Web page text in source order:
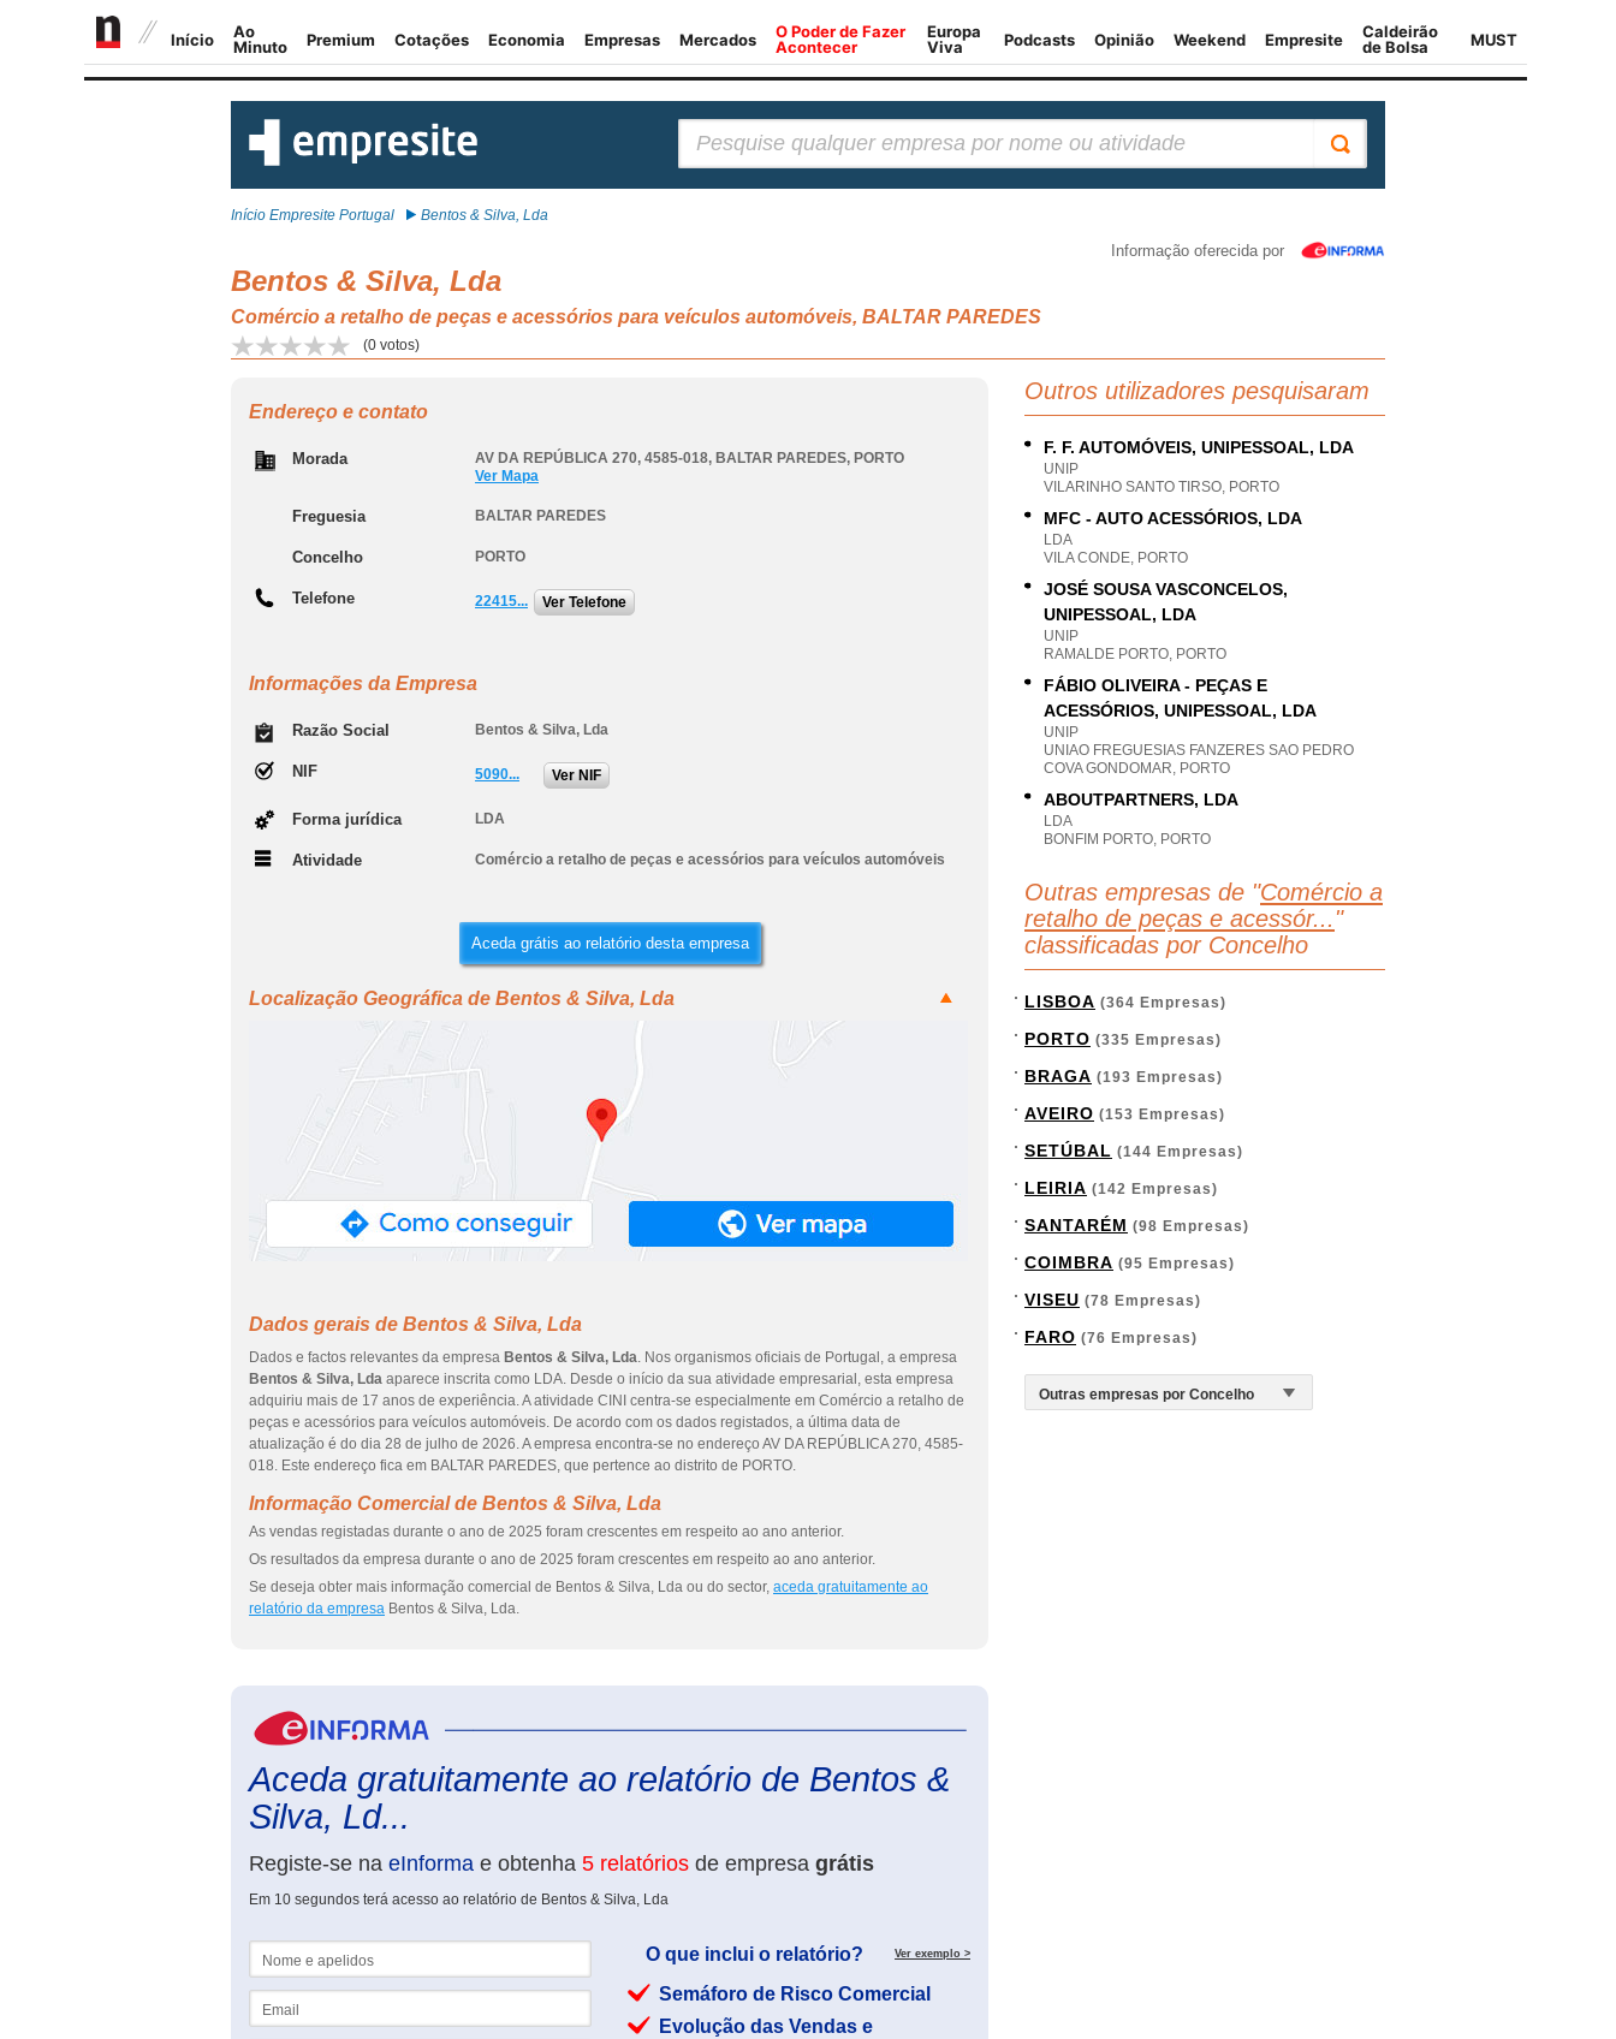
Início Empresite Portugal Bentos & Silva, Lda
Informação oferecida por
Bentos & Silva, Lda
Comércio a retalho de peças e acessórios para veículos automóveis, BALTAR PAREDES
(0 votos)
Endereço e contato
Morada AV DA REPÚBLICA 270, 4585-018, BALTAR PAREDES, PORTO
Ver Mapa
Freguesia BALTAR PAREDES
Concelho PORTO
Telefone 22415... Ver Telefone
Informações da Empresa
Razão Social Bentos & Silva, Lda
NIF 5090... Ver NIF
Forma jurídica LDA
Atividade Comércio a retalho de peças e acessórios para veículos automóveis
Aceda grátis ao relatório desta empresa
Localização Geográfica de Bentos & Silva, Lda
Dados gerais de Bentos & Silva, Lda
Dados e factos relevantes da empresa Bentos & Silva, Lda. Nos organismos oficiais de Portugal, a empresa
Bentos & Silva, Lda aparece inscrita como LDA. Desde o início da sua atividade empresarial, esta empresa
adquiriu mais de 17 anos de experiência. A atividade CINI centra-se especialmente em Comércio a retalho de
peças e acessórios para veículos automóveis. De acordo com os dados registados, a última data de
atualização é do dia 28 de julho de 2026. A empresa encontra-se no endereço AV DA REPÚBLICA 270, 4585-
018. Este endereço fica em BALTAR PAREDES, que pertence ao distrito de PORTO.
Informação Comercial de Bentos & Silva, Lda
As vendas registadas durante o ano de 2025 foram crescentes em respeito ao ano anterior.
Os resultados da empresa durante o ano de 2025 foram crescentes em respeito ao ano anterior.
Se deseja obter mais informação comercial de Bentos & Silva, Lda ou do sector, aceda gratuitamente ao
relatório da empresa Bentos & Silva, Lda.
Aceda gratuitamente ao relatório de Bentos &
Silva, Ld...
Registe-se na eInforma e obtenha 5 relatórios de empresa grátis
Em 10 segundos terá acesso ao relatório de Bentos & Silva, Lda
O que inclui o relatório? Ver exemplo >
Semáforo de Risco Comercial
Evolução das Vendas e
Outros utilizadores pesquisaram
F. F. AUTOMÓVEIS, UNIPESSOAL, LDA
UNIP
VILARINHO SANTO TIRSO, PORTO
MFC - AUTO ACESSÓRIOS, LDA
LDA
VILA CONDE, PORTO
JOSÉ SOUSA VASCONCELOS,
UNIPESSOAL, LDA
UNIP
RAMALDE PORTO, PORTO
FÁBIO OLIVEIRA - PEÇAS E
ACESSÓRIOS, UNIPESSOAL, LDA
UNIP
UNIAO FREGUESIAS FANZERES SAO PEDRO
COVA GONDOMAR, PORTO
ABOUTPARTNERS, LDA
LDA
BONFIM PORTO, PORTO
Outras empresas de "Comércio a
retalho de peças e acessór... "
classificadas por Concelho
LISBOA (364 Empresas)
PORTO (335 Empresas)
BRAGA (193 Empresas)
AVEIRO (153 Empresas)
SETÚBAL (144 Empresas)
LEIRIA (142 Empresas)
SANTARÉM (98 Empresas)
COIMBRA (95 Empresas)
VISEU (78 Empresas)
FARO (76 Empresas)